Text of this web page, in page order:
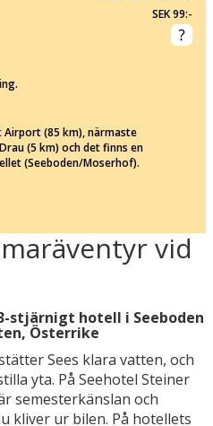
vid
stjärnigt hotell i Seeboden
Österrike
Sees klara vatten, och
yta. På Seehotel Steiner
semesterkänslan och
kliver ur bilen. På hotellets
SEK 99:-
(85 km), närmaste
(5 km) och det finns en
(Seeboden/Moserhof).